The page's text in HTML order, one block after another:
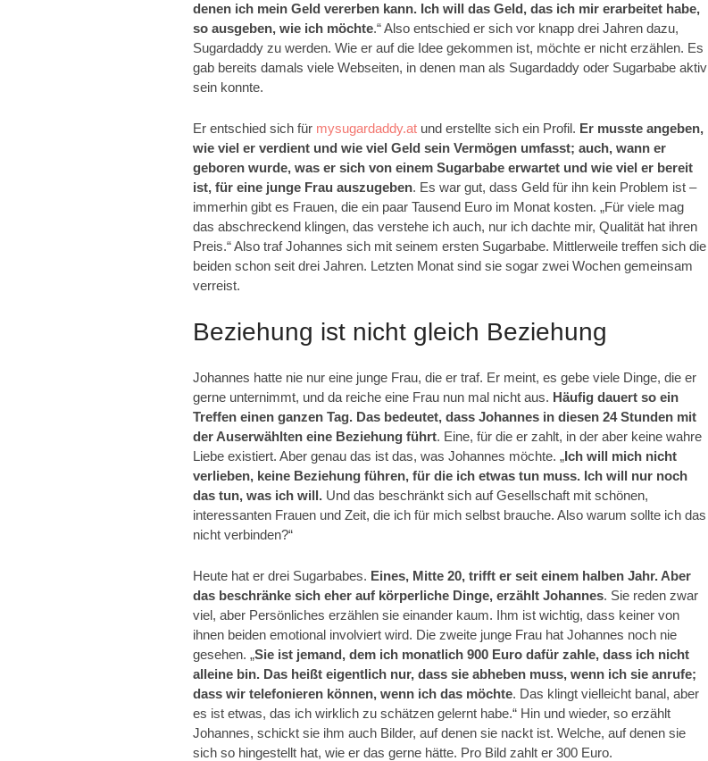
denen ich mein Geld vererben kann. Ich will das Geld, das ich mir erarbeitet habe,
so ausgeben, wie ich möchte.“ Also entschied er sich vor knapp drei Jahren dazu,
Sugardaddy zu werden. Wie er auf die Idee gekommen ist, möchte er nicht erzählen. Es
gab ­bereits damals viele Webseiten, in denen man als Sugardaddy oder Sugarbabe aktiv
sein konnte.
Er entschied sich für mysugardaddy.at und erstellte sich ein Profil. Er musste angeben,
wie viel er verdient und wie viel Geld sein Vermögen umfasst; auch, wann er
geboren wurde, was er sich von einem Sugarbabe erwartet und wie viel er bereit
ist, für eine junge Frau auszugeben. Es war gut, dass Geld für ihn kein Problem ist –
immerhin gibt es Frauen, die ein paar Tausend Euro im Monat kosten. „Für viele mag
das abschreckend klingen, das verstehe ich auch, nur ich dachte mir, Qualität hat ihren
Preis.“ Also traf Johannes sich mit seinem ersten Sugarbabe. Mittlerweile treffen sich die
beiden schon seit drei Jahren. Letzten Monat sind sie sogar zwei Wochen gemeinsam
verreist.
Beziehung ist nicht gleich Beziehung
Johannes hatte nie nur eine junge Frau, die er traf. Er meint, es gebe ­viele ­Dinge, die er
gerne unternimmt, und da reiche eine Frau nun mal nicht aus. Häufig dauert so ein
Treffen einen ganzen Tag. Das bedeutet, dass Johannes in diesen 24 Stunden mit
der Auserwählten eine Beziehung führt. Eine, für die er zahlt, in der aber keine wahre
Liebe existiert. Aber genau das ist das, was Johannes möchte. „Ich will mich nicht
verlieben, keine Beziehung führen, für die ich etwas tun muss. Ich will nur noch
das tun, was ich will. Und das beschränkt sich auf Gesellschaft mit schönen,
interessanten Frauen und Zeit, die ich für mich selbst brauche. Also warum sollte ich das
nicht verbinden?“
Heute hat er drei Sugarbabes. Eines, Mitte 20, trifft er seit einem ­halben Jahr. Aber
das beschränke sich eher auf körperliche Dinge, erzählt ­Johannes. Sie reden zwar
viel, aber Persönliches erzählen sie einander kaum. Ihm ist wichtig, dass keiner von
ihnen beiden emotional involviert wird. Die zweite junge Frau hat ­Johannes noch nie
gesehen. „Sie ist jemand, dem ich monatlich 900 Euro dafür ­zahle, dass ich nicht
alleine bin. Das heißt eigentlich nur, dass sie abheben muss, wenn ich sie anrufe;
dass wir telefonieren können, wenn ich das möchte. Das klingt vielleicht banal, aber
es ist etwas, das ich wirklich zu schätzen gelernt habe.“ Hin und wieder, so erzählt
Johannes, schickt sie ihm auch Bilder, auf denen sie nackt ist. Welche, auf denen sie
sich so hingestellt hat, wie er das gerne hätte. Pro Bild zahlt er 300 Euro.